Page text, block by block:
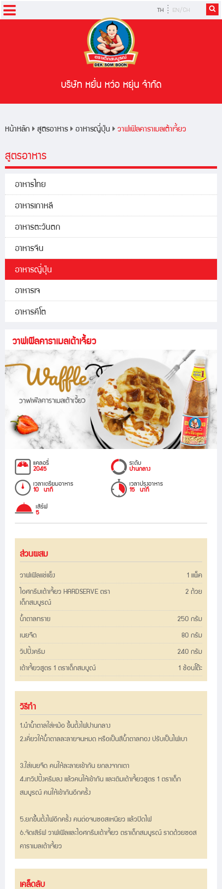
TH EN/CH
บริษัท หยั่น หว่อ หยุ่น จำกัด
หน้าหลัก สูตรอาหาร อาหารญี่ปุ่น วาฟเฟิลคาราเมลเต้าเจี้ยว
สูตรอาหาร
อาหารไทย
อาหารเกาหลี
อาหารตะวันตก
อาหารจีน
อาหารญี่ปุ่น
อาหารเจ
อาหารคีโต
วาฟเฟิลคาราเมลเต้าเจี้ยว
แคลอรี่
2045
ระดับ
ปานกลาง
เวลาเตรียมอาหาร
10 นาที
เวลาปรุงอาหาร
15 นาที
เสิร์ฟ
5
ส่วนผสม
วาฟเฟิลแช่แข็ง 1 แพ็ค
ไอศกรีมเต้าเจี้ยว HARDSERVE ตรา
เด็กสมบูรณ์
2 ถ้วย
น้ำตาลทราย 250 กรัม
เนยจืด 80 กรัม
วิปปิ้งครีม 240 กรัม
เต้าเจี้ยวสูตร 1 ตราเด็กสมบูณ์ 1 ช้อนโต๊ะ
วิธีทำ
1.นำน้ำตาลใส่หม้อ ขึ้นตั้งไฟปานกลาง
2.เคี่ยวให้น้ำตาลละลายจนหมด หรือเป็นสีน้ำตาลทอง ปรับเป็นไฟเบา
3.ใส่เนยจืด คนให้ละลายเข้ากัน ยกลงจากเตา
4.เทวิปปิ้งครีมลง แล้วคนให้เข้ากัน และเติมเต้าเจี้ยวสูตร 1 ตราเด็ก
สมบูรณ์ คนให้เข้ากันอีกครั้ง
5.ยกขึ้นตั้งไฟอีกครั้ง คนต่อจนซอสเหนียว แล้วปิดไฟ
6.จัดเสิร์ฟ วาฟเฟิลและไอศกรีมเต้าเจี้ยว ตราเด็กสมบูรณ์ ราดด้วยซอส
คาราเมลเต้าเจี้ยว
เคล็ดลับ
หน้าหลัก